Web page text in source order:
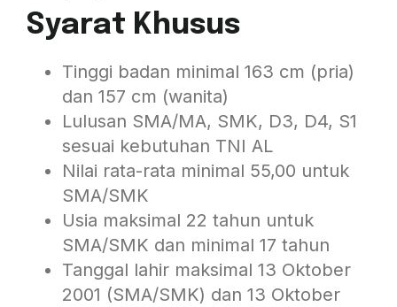
Syarat Khusus
Tinggi badan minimal 163 cm (pria)
dan 157 cm (wanita)
Lulusan SMA/MA, SMK, D3, D4, S1
sesuai kebutuhan TNI AL
Nilai rata-rata minimal 55,00 untuk
SMA/SMK
Usia maksimal 22 tahun untuk
SMA/SMK dan minimal 17 tahun
Tanggal lahir maksimal 13 Oktober
2001 (SMA/SMK) dan 13 Oktober